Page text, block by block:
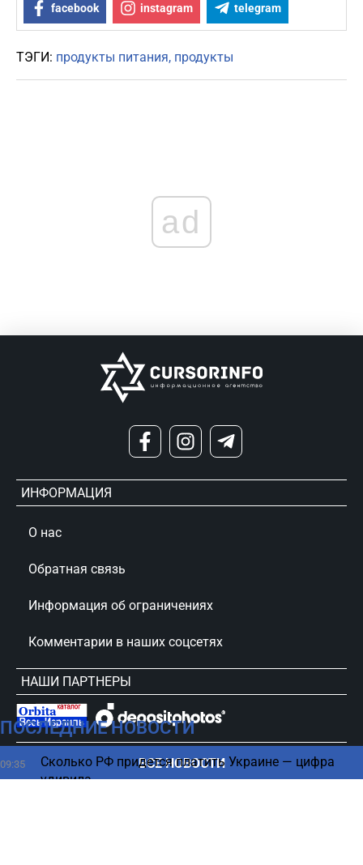
facebook instagram telegram
ТЭГИ: продукты питания продукты
ПОСЛЕДНИЕ НОВОСТИ
09:35
Сколько РФ придется платить Украине — цифра
удивила
ВСЕ НОВОСТИ
ad
ИНФОРМАЦИЯ
О нас
Обратная связь
Информация об ограничениях
Комментарии в наших соцсетях
НАШИ ПАРТНЕРЫ
сursorinfo.co.il © Все права защищены